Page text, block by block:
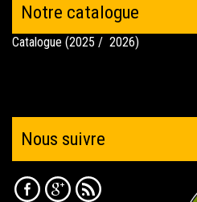
Notre catalogue
Catalogue (2025 / 2026)
Nous suivre